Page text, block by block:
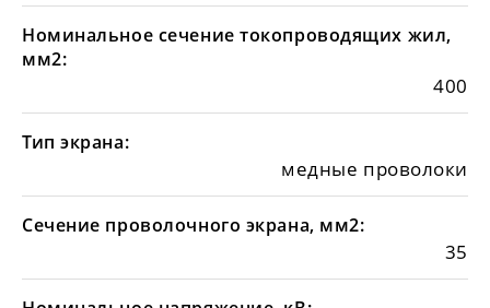
Номинальное сечение токопроводящих жил,
мм2:
400
Тип экрана:
медные проволоки
Сечение проволочного экрана, мм2:
35